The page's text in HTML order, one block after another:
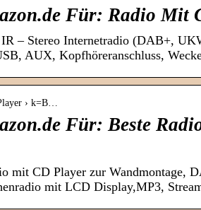
Für: Radio Mit
– Stereo Internetradio (DAB+,
AUX, Kopfhöreranschluss,
› k=B…
Für: Beste
mit CD Player zur Wandmontage,
mit LCD Display,MP3,